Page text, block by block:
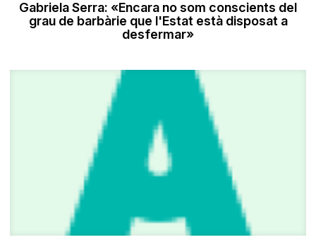
Gabriela Serra: «Encara no som conscients del
grau de barbàrie que l'Estat està disposat a
desfermar»